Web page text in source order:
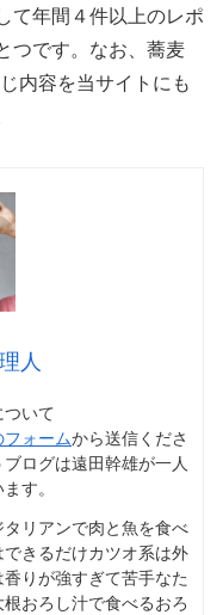
て年間４件以上のレポ
つです。なお、蕎麦
内容を当サイトにも
人
ついて
ォームから送信くださ
ログは遠田幹雄が一人
す。
タリアンで肉と魚を食べ
きるだけカツオ系は外
りが強すぎて苦手なた
おろし汁で食べるおろ